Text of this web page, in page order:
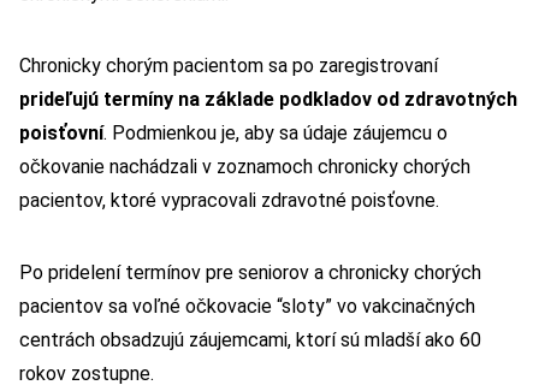
Chronicky chorým pacientom sa po zaregistrovaní
prideľujú termíny na základe podkladov od zdravotných
poisťovní. Podmienkou je, aby sa údaje záujemcu o
očkovanie nachádzali v zoznamoch chronicky chorých
pacientov, ktoré vypracovali zdravotné poisťovne.
Po pridelení termínov pre seniorov a chronicky chorých
pacientov sa voľné očkovacie “sloty” vo vakcinačných
centrách obsadzujú záujemcami, ktorí sú mladší ako 60
rokov zostupne.